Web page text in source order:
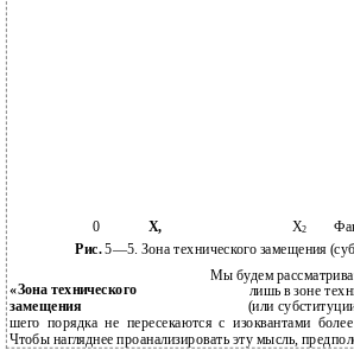
0 X, Х2
Рис.5—5. Зона технического замещения
«Зона технического
Мы будем
лишь в зоне
замещения (или
шего порядка не пересекаются с изоквантами
Чтобы нагляднее проанализировать эту мысль,